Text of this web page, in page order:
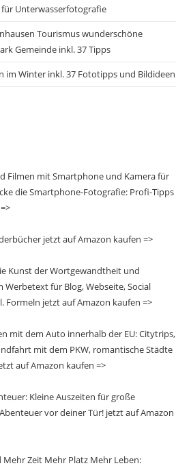
Unterwasserfotografie
Tourismus wunderschöne
Gemeinde inkl. 37 Tipps
im Winter inkl. 37 Fototipps und Bildideen
Filmen mit Smartphone und Kamera für
die Smartphone-Fotografie: Profi-Tipps
jetzt auf Amazon kaufen =>
Kunst der Wortgewandtheit und
für Blog, Webseite, Social
Formeln jetzt auf Amazon kaufen =>
mit dem Auto innerhalb der EU: Citytrips,
mit dem PKW, romantische Städte
auf Amazon kaufen =>
Kleine Auszeiten für große
vor deiner Tür! jetzt auf Amazon
Zeit Mehr Platz Mehr Leben: